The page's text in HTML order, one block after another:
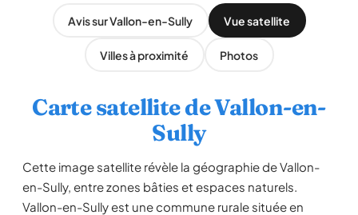
Avis sur Vallon-en-Sully Vue satellite
Villes à proximité Photos
Carte satellite de Vallon-en-
Sully
Cette image satellite révèle la géographie de Vallon-
en-Sully, entre zones bâties et espaces naturels.
Vallon-en-Sully est une commune rurale située en